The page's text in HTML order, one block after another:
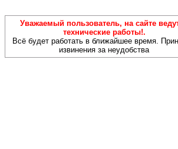
Уважаемый пользователь, на сайте
технические работы!.
Всё будет работать в ближайшее время.
извинения за неудобства